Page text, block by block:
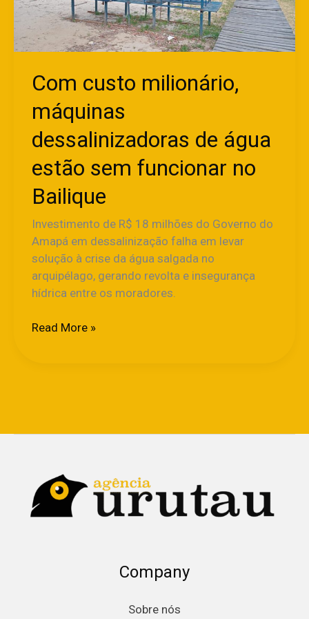
Com custo milionário,
máquinas
dessalinizadoras de água
estão sem funcionar no
Bailique
Investimento de R$ 18 milhões do Governo do
Amapá em dessalinização falha em levar
solução à crise da água salgada no
arquipélago, gerando revolta e insegurança
hídrica entre os moradores.
água
estão
sem
funcionar
no
Bailique
Read More »
Company
Sobre nós